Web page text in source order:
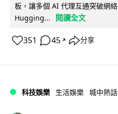
板，讓多個 AI 代理互通突破網
Hugging...
閱讀全文
351 45 ↗ 分享
科技娛樂 生活娛樂 城中熱話